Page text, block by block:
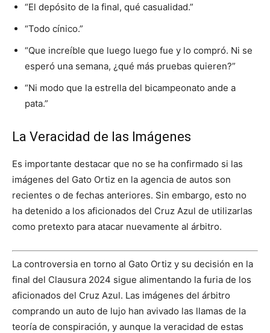
“El depósito de la final, qué casualidad.”
“Todo cínico.”
“Que increíble que luego luego fue y lo compró. Ni se
esperó una semana, ¿qué más pruebas quieren?”
“Ni modo que la estrella del bicampeonato ande a
pata.”
La Veracidad de las Imágenes
Es importante destacar que no se ha confirmado si las
imágenes del Gato Ortiz en la agencia de autos son
recientes o de fechas anteriores. Sin embargo, esto no
ha detenido a los aficionados del Cruz Azul de utilizarlas
como pretexto para atacar nuevamente al árbitro.
La controversia en torno al Gato Ortiz y su decisión en la
final del Clausura 2024 sigue alimentando la furia de los
aficionados del Cruz Azul. Las imágenes del árbitro
comprando un auto de lujo han avivado las llamas de la
teoría de conspiración, y aunque la veracidad de estas